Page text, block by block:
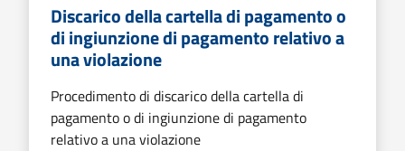
Discarico della cartella di pagamento o
di ingiunzione di pagamento relativo a
una violazione
Procedimento di discarico della cartella di
pagamento o di ingiunzione di pagamento
relativo a una violazione